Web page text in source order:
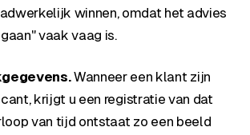
winnen, omdat het advies
vaak vaag is.
Wanneer een klant zijn
krijgt u een registratie van dat
van tijd ontstaat zo een beeld